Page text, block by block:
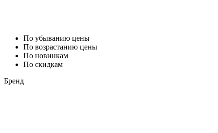
По убыванию цены
По возрастанию цены
По новинкам
По скидкам
Бренд